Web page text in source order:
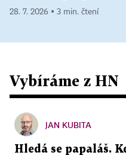
28. 7. 2026 ▪ 3 min. čtení
Vybíráme z HN
JAN KUBITA
Hledá se papaláš.